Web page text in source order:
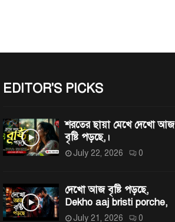
EDITOR'S PICKS
শরতের ছায়া মেখে দেখো আজ
বৃষ্টি পড়ছে,।
July 22, 2026 0
দেখো আজ বৃষ্টি পড়ছে,
Dekho aaj bristi porche,
July 21, 2026 0